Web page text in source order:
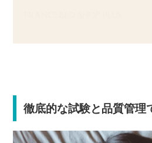
徹底的な試験と品質管理